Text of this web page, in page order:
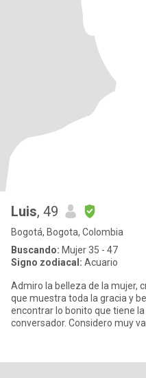
Luis, 49
Bogotá, Bogota, Colombia
Buscando: Mujer 35 - 47
Signo zodiacal: Acuario
Admiro la belleza de la mujer,
que muestra toda la gracia y
encontrar lo bonito que tiene
conversador. Considero muy